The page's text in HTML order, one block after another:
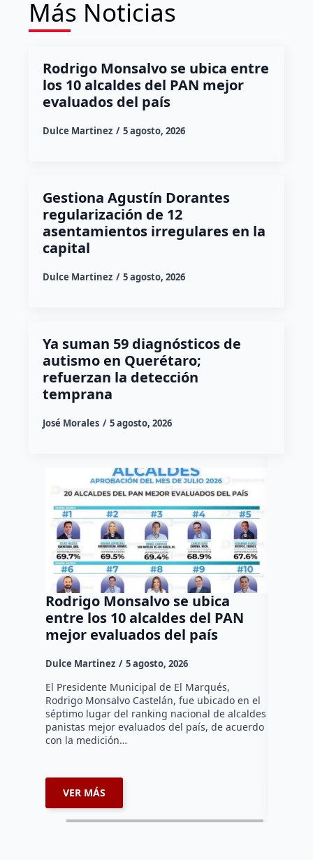
Más Noticias
Rodrigo Monsalvo se ubica entre
los 10 alcaldes del PAN mejor
evaluados del país
Dulce Martinez 5 agosto, 2026
Gestiona Agustín Dorantes
regularización de 12
asentamientos irregulares en la
capital
Dulce Martinez 5 agosto, 2026
Ya suman 59 diagnósticos de
autismo en Querétaro;
refuerzan la detección
temprana
José Morales 5 agosto, 2026
Rodrigo Monsalvo se ubica
entre los 10 alcaldes del PAN
mejor evaluados del país
Dulce Martinez 5 agosto, 2026
El Presidente Municipal de El Marqués,
Rodrigo Monsalvo Castelán, fue ubicado en el
séptimo lugar del ranking nacional de alcaldes
panistas mejor evaluados del país, de acuerdo
con la medición…
VER MÁS